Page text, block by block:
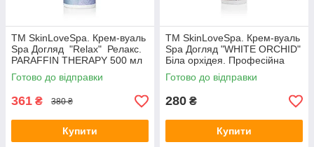
ТМ SkinLoveSpa. Крем-вуаль
Spa Догляд "Relax" Релакс.
PARAFFIN THERAPY 500 мл
Готово до відправки
361 ₴ 380 ₴
Купити
ТМ SkinLoveSpa. Крем-вуаль
Spa Догляд "WHITE ORСHID"
Біла орхідея. Професійна
лінія 250 мл (10.26)
Готово до відправки
280 ₴
Купити